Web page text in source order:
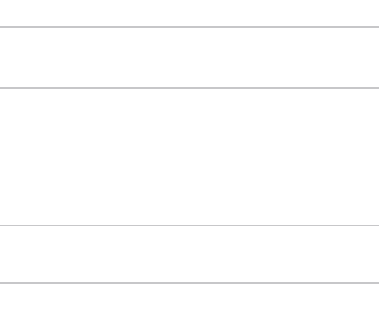
their CMP to add this content